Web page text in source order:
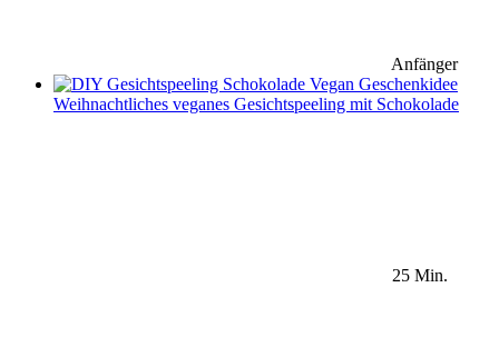
Anfänger
Weihnachtliches veganes Gesichtspeeling mit Schokolade
25 Min.